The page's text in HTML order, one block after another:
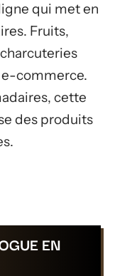
qui met en
Fruits,
commerce.
cette
des produits
EN